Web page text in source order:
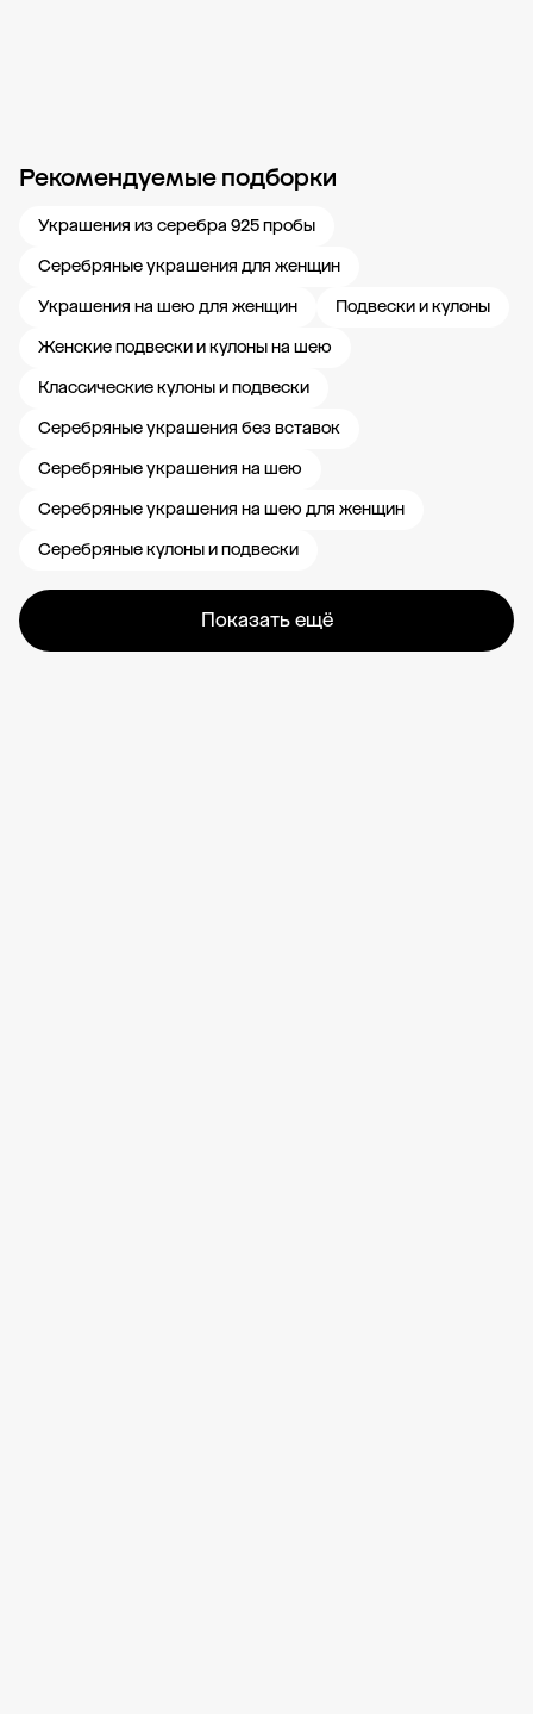
Рекомендуемые подборки
Украшения из серебра 925 пробы
Серебряные украшения для женщин
Украшения на шею для женщин
Подвески и кулоны
Женские подвески и кулоны на шею
Классические кулоны и подвески
Серебряные украшения без вставок
Серебряные украшения на шею
Серебряные украшения на шею для женщин
Серебряные кулоны и подвески
Показать ещё
Новости компании Журнал ЗОЛОТОЙ Блог